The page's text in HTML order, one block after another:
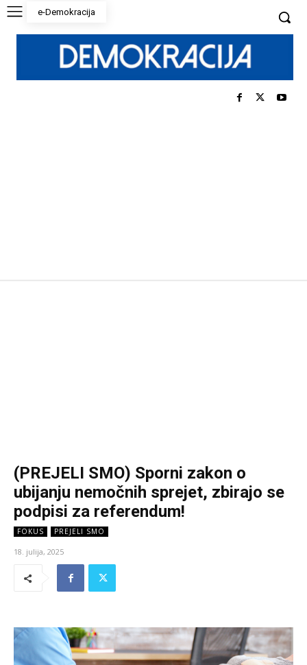
e-Demokracija
(PREJELI SMO) Sporni zakon o
ubijanju nemočnih sprejet, zbirajo se
podpisi za referendum!
FOKUS PREJELI SMO
18. julija, 2025